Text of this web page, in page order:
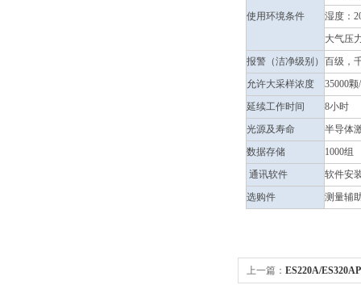
使用环境条件
湿度：
大气压
报警（洁净级别） 百级，
允许大采样浓度
35000
延续工作时间
8小时
光源及寿命
半导体
数据存储
1000组
通讯软件
软件安
选购件
测量辅
上一篇： ES220A/